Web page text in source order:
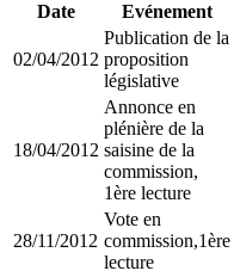
Date Evénement
02/04/2012
Publication de la
proposition
législative
18/04/2012
Annonce en
plénière de la
saisine de la
commission,
1ère lecture
28/11/2012
Vote en
commission,1ère
lecture